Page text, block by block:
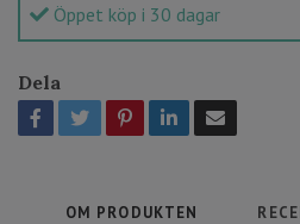
Öppet köp i 30 dagar
Dela
OM PRODUKTEN